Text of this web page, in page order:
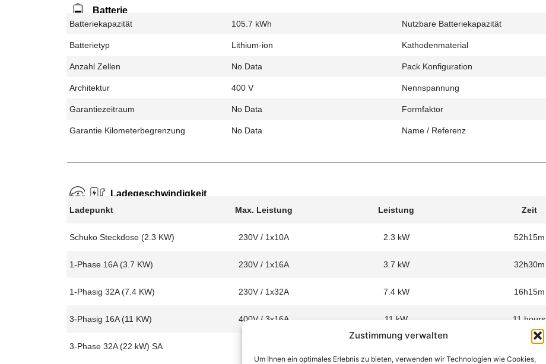
Zustimmung verwalten
Um Ihnen ein optimales Erlebnis zu bieten, verwenden wir Technologien wie Cookies,
Batterie
Batteriekapazität 105.7 kWh
Batterietyp Lithium-ion
Anzahl Zellen No Data
Architektur 400 V
Garantiezeitraum No Data
Garantie Kilometerbegrenzung No Data
Nutzbare Batteriekapazität
Kathodenmaterial
Pack Konfiguration
Nennspannung
Formfaktor
Name / Referenz
Ladegeschwindigkeit
Ladepunkt Max. Leistung Leistung Zeit
Schuko Steckdose (2.3 KW) 230V / 1x10A 2.3 kW 52h15m
1-Phase 16A (3.7 KW) 230V / 1x16A 3.7 kW 32h30m
1-Phasig 32A (7.4 KW) 230V / 1x32A 7.4 kW 16h15m
3-Phasig 16A (11 KW) 400V / 3x16A 11 kW 11 hours
3-Phase 32A (22 kW) SA